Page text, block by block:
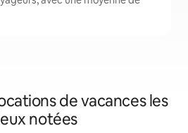
de vacances les
notées